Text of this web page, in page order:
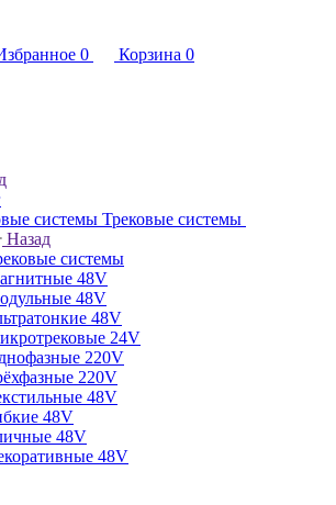
0 Корзина 0
Трековые системы
Назад
системы
48V
48V
48V
24V
220V
220V
48V
48V
48V
48V